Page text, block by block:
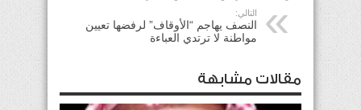
التالي:
النصف يهاجم “الأوقاف” لرفضها تعيين
مواطنة لا ترتدي العباءة
مقالات مشابهة